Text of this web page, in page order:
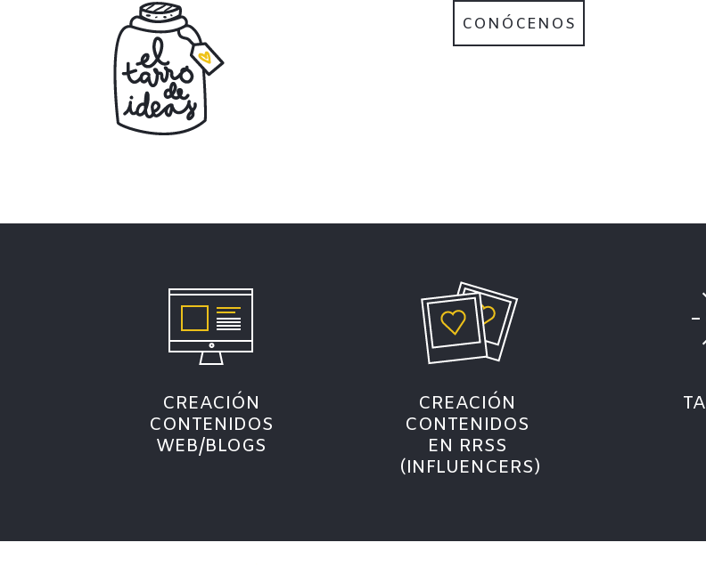
CONÓCENOS
CREACIÓN
CONTENIDOS
WEB/BLOGS
CREACIÓN
CONTENIDOS
EN RRSS
(INFLUENCERS)